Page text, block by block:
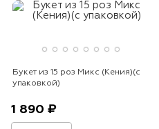
Букет из 15 роз Микс (Кения)(с
упаковкой)
1 890 ₽